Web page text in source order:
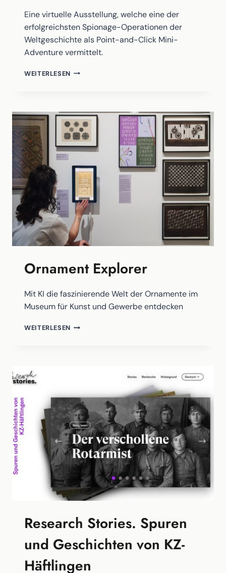
Eine virtuelle Ausstellung, welche eine der
erfolgreichsten Spionage-Operationen der
Weltgeschichte als Point-and-Click Mini-
Adventure vermittelt.
WEITERLESEN OPERATION
Ornament Explorer
Mit KI die faszinierende Welt der Ornamente im
Museum für Kunst und Gewerbe entdecken
WEITERLESEN ORNAMENT
Research Stories. Spuren
und Geschichten von KZ-
Häftlingen